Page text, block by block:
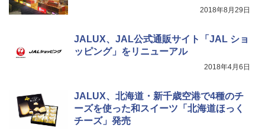
ポインターライト 強力 小型 緑色/赤色/青紫色
USB充電式 高精度 超長距離照射 長時間使用
ンパクト多機能設計 持ち運び便利 アウトド
￥1,180
2018年8月29日
JALUX、JAL公式通販サイト「JAL ショ
ッピング」をリニューアル
2018年4月6日
JALUX、北海道・新千歳空港で4種のチ
ーズを使った和スイーツ「北海道ほっく
チーズ」発売